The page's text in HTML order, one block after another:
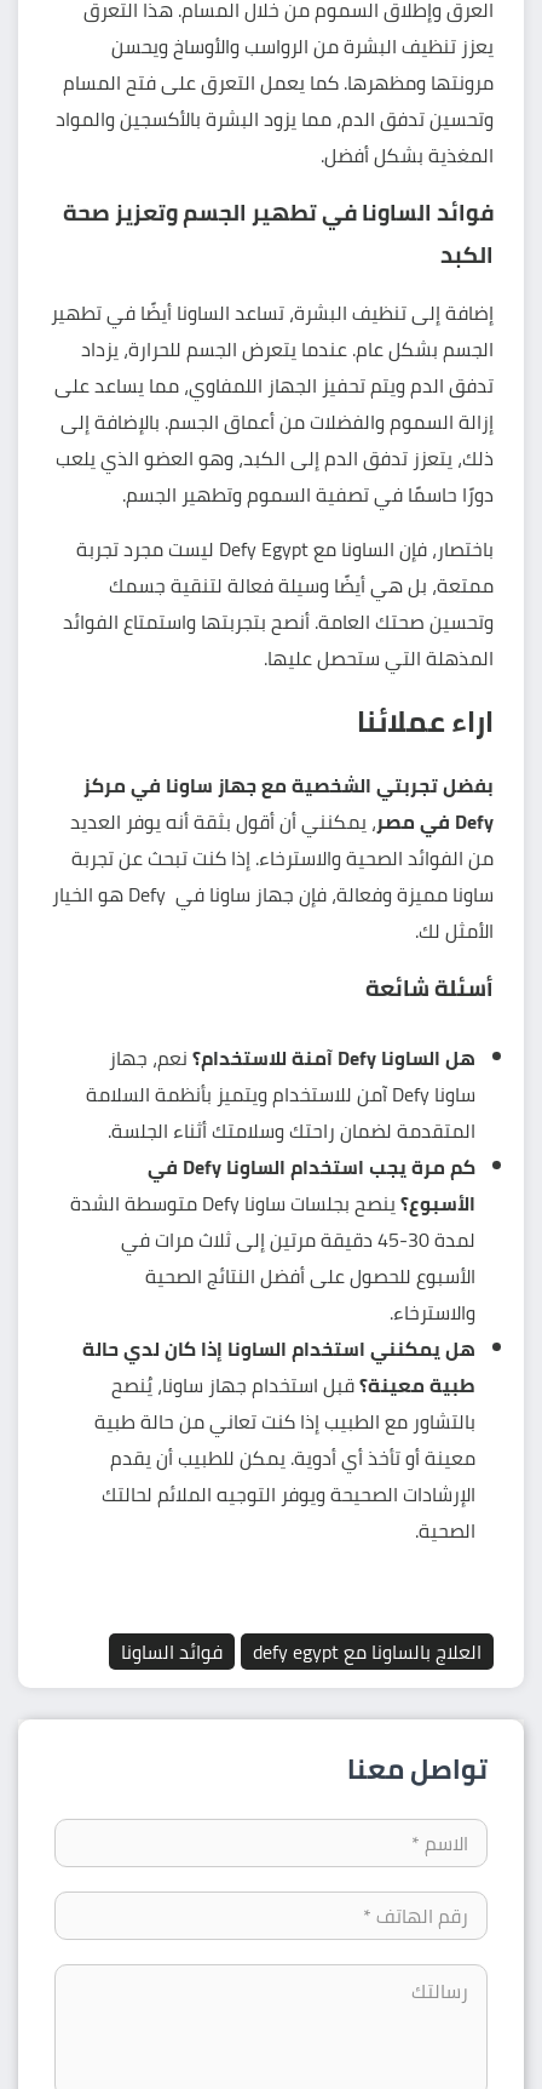
العرق وإطلاق السموم من خلال المسام. هذا التعرق
يعزز تنظيف البشرة من الرواسب والأوساخ ويحسن
مرونتها ومظهرها. كما يعمل التعرق على فتح المسام
وتحسين تدفق الدم، مما يزود البشرة بالأكسجين والمواد
المغذية بشكل أفضل.
فوائد الساونا في تطهير الجسم وتعزيز صحة
الكبد
إضافة إلى تنظيف البشرة، تساعد الساونا أيضًا في تطهير
الجسم بشكل عام. عندما يتعرض الجسم للحرارة، يزداد
تدفق الدم ويتم تحفيز الجهاز اللمفاوي، مما يساعد على
إزالة السموم والفضلات من أعماق الجسم. بالإضافة إلى
ذلك، يتعزز تدفق الدم إلى الكبد، وهو العضو الذي يلعب
دورًا حاسمًا في تصفية السموم وتطهير الجسم.
باختصار، فإن الساونا مع Defy Egypt ليست مجرد تجربة
ممتعة، بل هي أيضًا وسيلة فعالة لتنقية جسمك
وتحسين صحتك العامة. أنصح بتجربتها واستمتاع الفوائد
المذهلة التي ستحصل عليها.
اراء عملائنا
بفضل تجربتي الشخصية مع جهاز ساونا في مركز
Defy في مصر
، يمكنني أن أقول بثقة أنه يوفر العديد
من الفوائد الصحية والاسترخاء. إذا كنت تبحث عن تجربة
ساونا مميزة وفعالة، فإن جهاز ساونا في Defy هو الخيار
الأمثل لك.
أسئلة شائعة
هل الساونا Defy آمنة للاستخدام؟
نعم، جهاز
ساونا Defy آمن للاستخدام ويتميز بأنظمة السلامة
المتقدمة لضمان راحتك وسلامتك أثناء الجلسة.
كم مرة يجب استخدام الساونا Defy في
الأسبوع؟
ينصح بجلسات ساونا Defy متوسطة الشدة
لمدة 30-45 دقيقة مرتين إلى ثلاث مرات في
الأسبوع للحصول على أفضل النتائج الصحية
والاسترخاء.
هل يمكنني استخدام الساونا إذا كان لدي حالة
طبية معينة؟قبل استخدام جهاز ساونا، يُنصح
بالتشاور مع الطبيب إذا كنت تعاني من حالة طبية
معينة أو تأخذ أي أدوية. يمكن للطبيب أن يقدم
الإرشادات الصحيحة ويوفر التوجيه الملائم لحالتك
الصحية.
العلاج بالساونا مع defy egypt فوائد الساونا
تواصل معنا